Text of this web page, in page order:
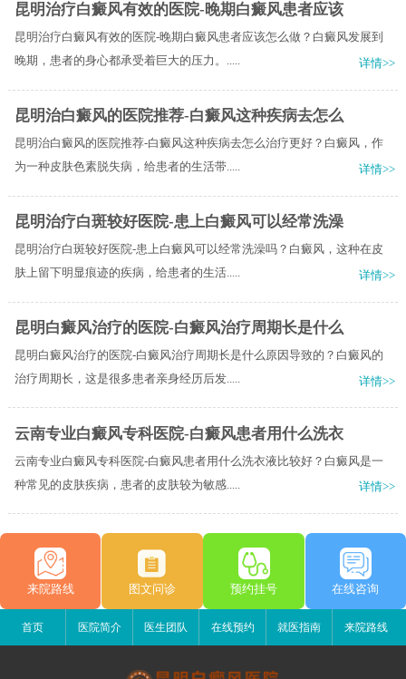
昆明治疗白癜风有效的医院-晚期白癜风患者应该
昆明治疗白癜风有效的医院-晚期白癜风患者应该怎么做？白癜风发展到
晚期，患者的身心都承受着巨大的压力。.....
详情>>
昆明治白癜风的医院推荐-白癜风这种疾病去怎么
昆明治白癜风的医院推荐-白癜风这种疾病去怎么治疗更好？白癜风，作
为一种皮肤色素脱失病，给患者的生活带.....
详情>>
昆明治疗白斑较好医院-患上白癜风可以经常洗澡
昆明治疗白斑较好医院-患上白癜风可以经常洗澡吗？白癜风，这种在皮
肤上留下明显痕迹的疾病，给患者的生活.....
详情>>
昆明白癜风治疗的医院-白癜风治疗周期长是什么
昆明白癜风治疗的医院-白癜风治疗周期长是什么原因导致的？白癜风的
治疗周期长，这是很多患者亲身经历后发.....
详情>>
云南专业白癜风专科医院-白癜风患者用什么洗衣
云南专业白癜风专科医院-白癜风患者用什么洗衣液比较好？白癜风是一
种常见的皮肤疾病，患者的皮肤较为敏感.....
详情>>
来院路线 图文问诊 预约挂号 在线咨询
首页 医院简介 医生团队 在线预约 就医指南 来院路线